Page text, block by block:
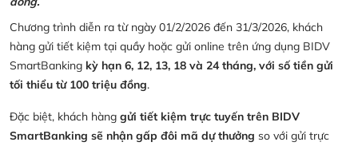
Chương trình diễn ra từ ngày 01/2/2026 đến 31/3/2026, khách
hàng gửi tiết kiệm tại quầy hoặc gửi online trên ứng dụng BIDV
SmartBanking kỳ hạn 6, 12, 13, 18 và 24 tháng, với số tiền gửi
tối thiểu từ 100 triệu đồng.
Đặc biệt, khách hàng gửi tiết kiệm trực tuyến trên BIDV
SmartBanking sẽ nhận gấp đôi mã dự thưởng so với gửi trực